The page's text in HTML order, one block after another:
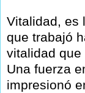
Vitalidad, es
que trabajó
vitalidad que
Una fuerza
impresionó